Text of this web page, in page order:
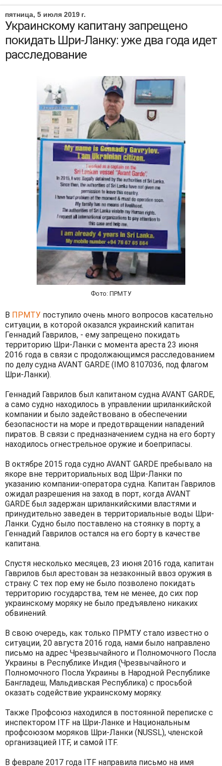
пятница, 5 июля 2019 г.
Украинскому капитану запрещено
покидать Шри-Ланку: уже два года идет
расследование
Фото: ПРМТУ
В ПРМТУ поступило очень много вопросов касательно
ситуации, в которой оказался украинский капитан
Геннадий Гаврилов, - ему запрещено покидать
территорию Шри-Ланки с момента ареста 23 июня
2016 года в связи с продолжающимся расследованием
по делу судна AVANT GARDE (IMO 8107036, под флагом
Шри-Ланки).
Геннадий Гаврилов был капитаном судна AVANT GARDE,
а само судно находилось в управлении шриланкийской
компании и было задействовано в обеспечении
безопасности на море и предотвращении нападений
пиратов. В связи с предназначением судна на его борту
находилось огнестрельное оружие и боеприпасы.
В октябре 2015 года судно AVANT GARDE пребывало на
якоре вне территориальных вод Шри-Ланки по
указанию компании-оператора судна. Капитан Гаврилов
ожидал разрешения на заход в порт, когда AVANT
GARDE был задержан шриланкийскими властями и
принудительно заведен в территориальные воды Шри-
Ланки. Судно было поставлено на стоянку в порту, а
Геннадий Гаврилов остался на его борту в качестве
капитана.
Спустя несколько месяцев, 23 июня 2016 года, капитан
Гаврилов был арестован за незаконный ввоз оружия в
страну. С тех пор ему не было позволено покидать
территорию государства, тем не менее, до сих пор
украинскому моряку не было предъявлено никаких
обвинений.
В свою очередь, как только ПРМТУ стало известно о
ситуации, 20 августа 2016 года, нами было направлено
письмо на адрес Чрезвычайного и Полномочного Посла
Украины в Республике Индия (Чрезвычайного и
Полномочного Посла Украины в Народной Республике
Бангладеш, Мальдивская Республика) с просьбой
оказать содействие украинскому моряку.
Также Профсоюз находился в постоянной переписке с
инспектором ITF на Шри-Ланке и Национальным
профсоюзом моряков Шри-Ланки (NUSSL), членской
организацией ITF, и самой ITF.
В феврале 2017 года ITF направила письмо на имя